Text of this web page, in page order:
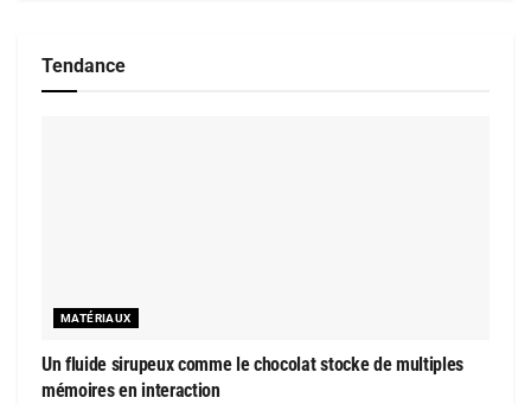
Tendance
MATÉRIAUX
Un fluide sirupeux comme le chocolat stocke de multiples
mémoires en interaction